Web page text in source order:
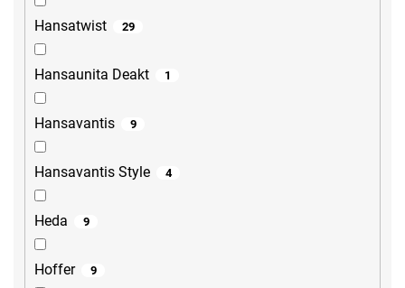
Hansatwist 29
Hansaunita Deakt 1
Hansavantis 9
Hansavantis Style 4
Heda 9
Hoffer 9